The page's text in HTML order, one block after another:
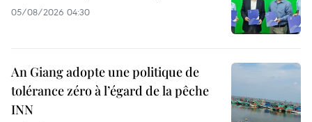
05/08/2026 04:30
An Giang adopte une politique de
tolérance zéro à l’égard de la pêche
INN